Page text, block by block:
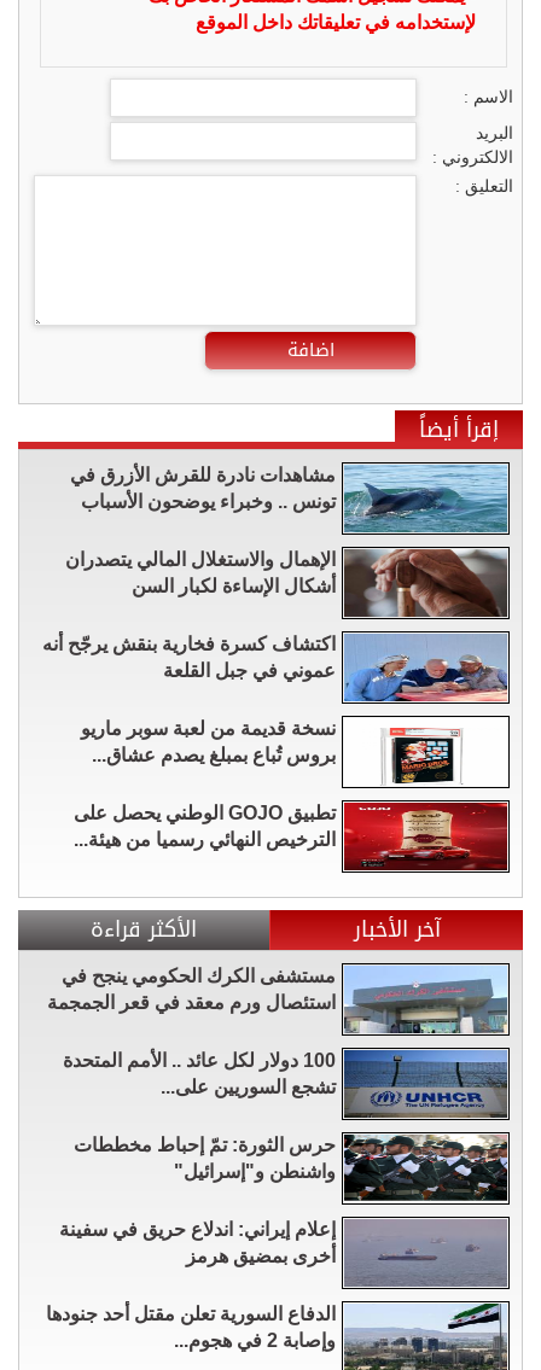
لإستخدامه في تعليقاتك داخل الموقع
الاسم :
البريد
الالكتروني :
التعليق :
اضافة
إقرأ أيضاً
مشاهدات نادرة للقرش الأزرق في
تونس .. وخبراء يوضحون الأسباب
الإهمال والاستغلال المالي يتصدران
أشكال الإساءة لكبار السن
اكتشاف كسرة فخارية بنقش يرجّح أنه
عموني في جبل القلعة
نسخة قديمة من لعبة سوبر ماريو
بروس تُباع بمبلغ يصدم عشاق...
تطبيق GOJO الوطني يحصل على
الترخيص النهائي رسميا من هيئة...
آخر الأخبار الأكثر قراءة
مستشفى الكرك الحكومي ينجح في
استئصال ورم معقد في قعر الجمجمة
100 دولار لكل عائد .. الأمم المتحدة
تشجع السوريين على...
حرس الثورة: تمّ إحباط مخططات
واشنطن و"إسرائيل"
إعلام إيراني: اندلاع حريق في سفينة
أخرى بمضيق هرمز
الدفاع السورية تعلن مقتل أحد جنودها
وإصابة 2 في هجوم...